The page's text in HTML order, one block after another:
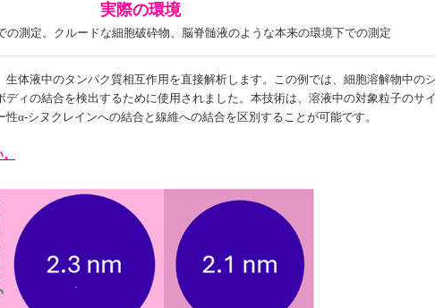
実際の環境
の測定。クルードな細胞破砕物、脳脊髄液のような本来の環境下での測定
体液中のタンパク質相互作用を直接解析します。この例では、細胞溶解物中の
ディの結合を検出するために使用されました。本技術は、溶液中の対象粒子のサ
α-シヌクレインへの結合と線維への結合を区別することが可能です。